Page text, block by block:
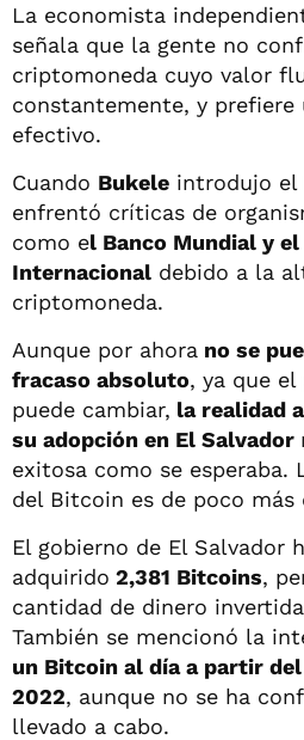
La economista
señala que la gente no
criptomoneda cuyo valor
constantemente, y
efectivo.
Cuando Bukele introdujo el
enfrentó críticas de
como el Banco Mundial y
Internacional debido a la
criptomoneda.
Aunque por ahora no se
fracaso absoluto, ya que
puede cambiar, la realidad
su adopción en El Salvador
exitosa como se esperaba.
del Bitcoin es de poco más
El gobierno de El Salvador
adquirido 2,381 Bitcoins,
cantidad de dinero
También se mencionó la
un Bitcoin al día a partir
2022, aunque no se ha
llevado a cabo.